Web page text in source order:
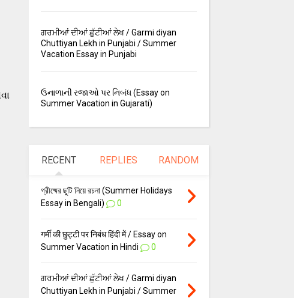
ਗਰਮੀਆਂ ਦੀਆਂ ਛੁੱਟੀਆਂ ਲੇਖ / Garmi diyan
Chuttiyan Lekh in Punjabi / Summer
Vacation Essay in Punjabi
ઉનાળાની રજાઓ પર નિબંધ (Essay on
Summer Vacation in Gujarati)
RECENT REPLIES RANDOM
গ্রীষ্মের ছুটি নিয়ে রচনা (Summer Holidays
Essay in Bengali)
0
गर्मी की छुट्टी पर निबंध हिंदी में / Essay on
Summer Vacation in Hindi
0
ਗਰਮੀਆਂ ਦੀਆਂ ਛੁੱਟੀਆਂ ਲੇਖ / Garmi diyan
Chuttiyan Lekh in Punjabi / Summer